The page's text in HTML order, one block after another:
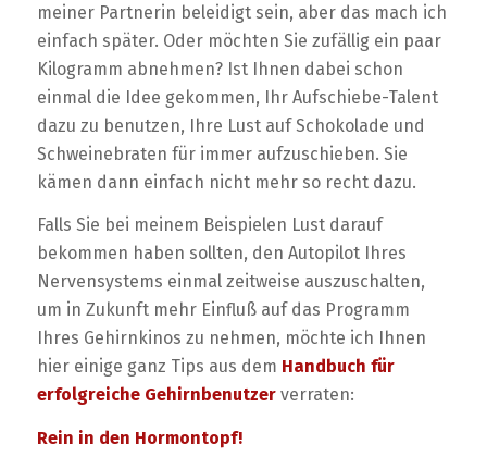
meiner Partnerin beleidigt sein, aber das mach ich
einfach später. Oder möchten Sie zufällig ein paar
Kilogramm abnehmen? Ist Ihnen dabei schon
einmal die Idee gekommen, Ihr Aufschiebe-Talent
dazu zu benutzen, Ihre Lust auf Schokolade und
Schweinebraten für immer aufzuschieben. Sie
kämen dann einfach nicht mehr so recht dazu.
Falls Sie bei meinem Beispielen Lust darauf
bekommen haben sollten, den Autopilot Ihres
Nervensystems einmal zeitweise auszuschalten,
um in Zukunft mehr Einfluß auf das Programm
Ihres Gehirnkinos zu nehmen, möchte ich Ihnen
hier einige ganz Tips aus dem Handbuch für
erfolgreiche Gehirnbenutzerverraten:
Rein in den Hormontopf!